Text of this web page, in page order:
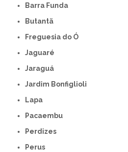
Barra Funda
Butantã
Freguesia do Ó
Jaguaré
Jaraguá
Jardim Bonfiglioli
Lapa
Pacaembu
Perdizes
Perus